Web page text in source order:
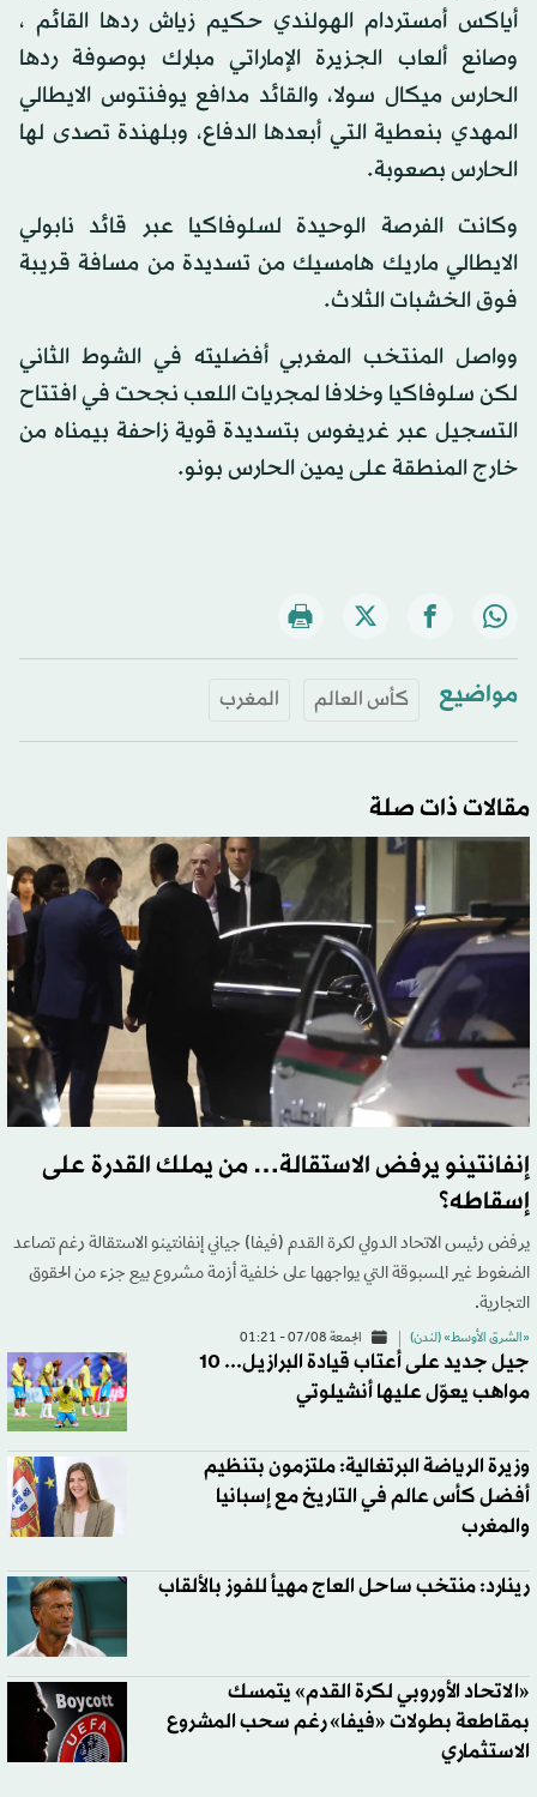
أياكس أمستردام الهولندي حكيم زياش ردها القائم ،
وصانع ألعاب الجزيرة الإماراتي مبارك بوصوفة ردها
الحارس ميكال سولا، والقائد مدافع يوفنتوس الايطالي
المهدي بنعطية التي أبعدها الدفاع، وبلهندة تصدى لها
الحارس بصعوبة.
وكانت الفرصة الوحيدة لسلوفاكيا عبر قائد نابولي
الايطالي ماريك هامسيك من تسديدة من مسافة قريبة
فوق الخشبات الثلاث.
وواصل المنتخب المغربي أفضليته في الشوط الثاني
لكن سلوفاكيا وخلافا لمجريات اللعب نجحت في افتتاح
التسجيل عبر غريغوس بتسديدة قوية زاحفة بيمناه من
خارج المنطقة على يمين الحارس بونو.
مواضيع كأس العالم المغرب
مقالات ذات صلة
إنفانتينو يرفض الاستقالة… من يملك القدرة على
إسقاطه؟
يرفض رئيس الاتحاد الدولي لكرة القدم (فيفا) جياني إنفانتينو الاستقالة رغم تصاعد
الضغوط غير المسبوقة التي يواجهها على خلفية أزمة مشروع بيع جزء من الحقوق
التجارية.
«الشرق الأوسط» (لندن) الجمعة 07/08 - 01:21
جيل جديد على أعتاب قيادة البرازيل... 10
مواهب يعوّل عليها أنشيلوتي
وزيرة الرياضة البرتغالية: ملتزمون بتنظيم
أفضل كأس عالم في التاريخ مع إسبانيا
والمغرب
رينارد: منتخب ساحل العاج مهيأ للفوز بالألقاب
«الاتحاد الأوروبي لكرة القدم» يتمسك
بمقاطعة بطولات «فيفا» رغم سحب المشروع
الاستثماري